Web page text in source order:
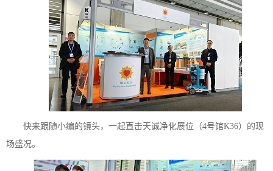
快来跟随小编的镜头，一起直击天诚净化展位（4号馆K36）的现
场盛况。